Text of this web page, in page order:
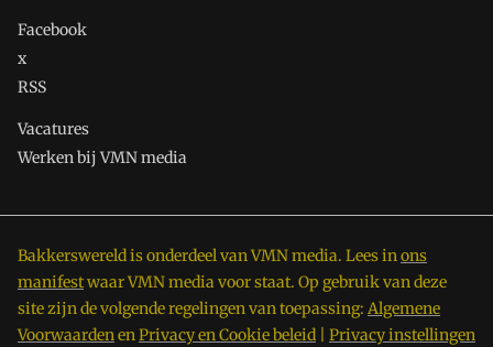
Facebook
x
RSS
Vacatures
Werken bij VMN media
Bakkerswereld is onderdeel van VMN media. Lees inons
manifestwaar VMN media voor staat. Op gebruik van deze
site zijn de volgende regelingen van toepassing: Algemene
VoorwaardenenPrivacy en Cookie beleid Privacy instellingen